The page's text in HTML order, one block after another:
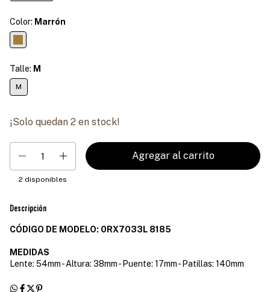
Color: Marrón
Talle: M
M
¡Solo quedan 2 en stock!
2 disponibles
Descripción
CÓDIGO DE MODELO: 0RX7033L 8185
MEDIDAS
Lente: 54mm - Altura: 38mm - Puente: 17mm - Patillas: 140mm